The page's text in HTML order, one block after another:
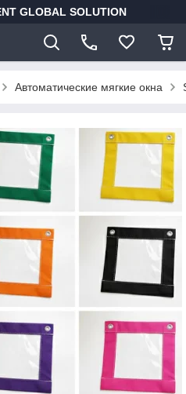
GLOBAL SOLUTION
Автоматические мягкие окна